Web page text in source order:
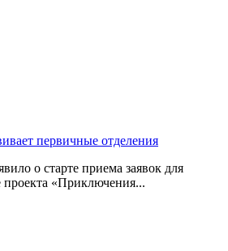
первичные отделения
о старте приема заявок для
проекта «Приключения...